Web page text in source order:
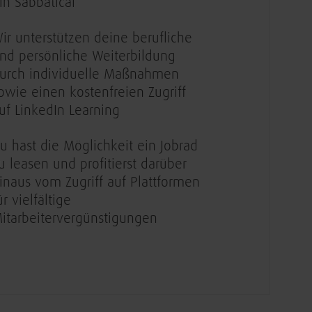
Sabbatical
unterstützen deine berufliche
persönliche Weiterbildung
individuelle Maßnahmen
einen kostenfreien Zugriff
LinkedIn Learning
hast die Möglichkeit ein Jobrad
leasen und profitierst darüber
vom Zugriff auf Plattformen
vielfältige